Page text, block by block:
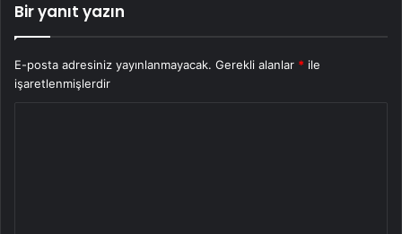
Bir yanıt yazın
E-posta adresiniz yayınlanmayacak. Gerekli alanlar * ile
işaretlenmişlerdir